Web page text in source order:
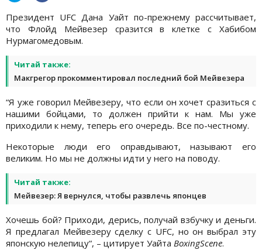
Президент UFC Дана Уайт по-прежнему рассчитывает,
что Флойд Мейвезер сразится в клетке с Хабибом
Нурмагомедовым.
Читай также:
Макгрегор прокомментировал последний бой Мейвезера
“Я уже говорил Мейвезеру, что если он хочет сразиться с
нашими бойцами, то должен прийти к нам. Мы уже
приходили к нему, теперь его очередь. Все по-честному.
Некоторые люди его оправдывают, называют его
великим. Но мы не должны идти у него на поводу.
Читай также:
Мейвезер: Я вернулся, чтобы развлечь японцев
Хочешь бой? Приходи, дерись, получай взбучку и деньги.
Я предлагал Мейвезеру сделку с UFC, но он выбрал эту
японскую нелепицу“, – цитирует Уайта BoxingScene.